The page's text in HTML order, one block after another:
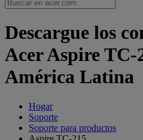
Descargue los
Acer Aspire TC-
América Latina
Hogar
Soporte
Soporte para productos